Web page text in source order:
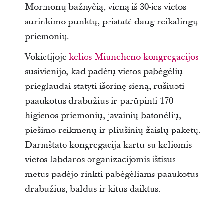
Mormonų bažnyčią, vieną iš 30-ies vietos
surinkimo punktų, pristatė daug reikalingų
priemonių.
Vokietijoje kelios Miuncheno kongregacijos
susivienijo, kad padėtų vietos pabėgėlių
prieglaudai statyti išorinę sieną, rūšiuoti
paaukotus drabužius ir parūpinti 170
higienos priemonių, javainių batonėlių,
piešimo reikmenų ir pliušinių žaislų paketų.
Darmštato kongregacija kartu su keliomis
vietos labdaros organizacijomis ištisus
metus padėjo rinkti pabėgėliams paaukotus
drabužius, baldus ir kitus daiktus.